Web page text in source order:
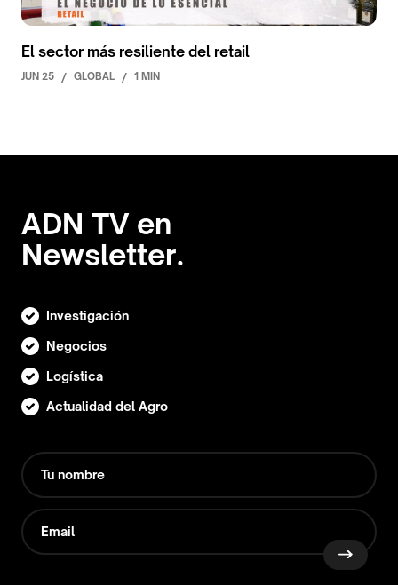
El sector más resiliente del retail
JUN 25 / GLOBAL / 1 MIN
ADN TV en
Newsletter.
Investigación
Negocios
Logística
Actualidad del Agro